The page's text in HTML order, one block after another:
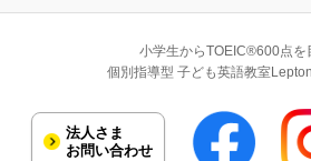
小学生からTOEIC®600点を
個別指導型 子ども英語教室
法人さま
お問い合わせ